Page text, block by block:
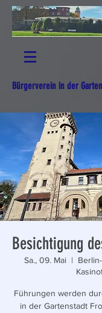
Bürgerverein in der
Besichtigung
Sa., 09. Mai
  |
Führungen werden
in der Gartenstadt